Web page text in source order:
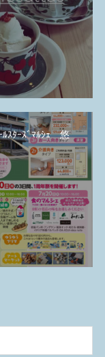
ﾙｽﾀｰｽﾞﾏﾙｼｪ 悠